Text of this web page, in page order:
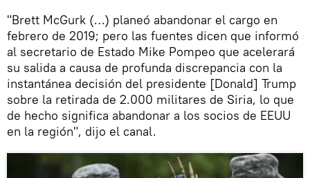
"Brett McGurk (…) planeó abandonar el cargo en
febrero de 2019; pero las fuentes dicen que informó
al secretario de Estado Mike Pompeo que acelerará
su salida a causa de profunda discrepancia con la
instantánea decisión del presidente [Donald] Trump
sobre la retirada de 2.000 militares de Siria, lo que
de hecho significa abandonar a los socios de EEUU
en la región", dijo el canal.